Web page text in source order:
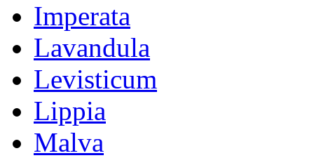
Imperata
Lavandula
Levisticum
Lippia
Malva